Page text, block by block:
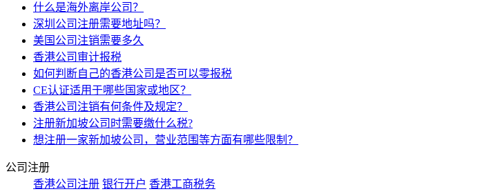
什么是海外离岸公司？
深圳公司注册需要地址吗？
美国公司注销需要多久
香港公司审计报税
如何判断自己的香港公司是否可以零报税
CE认证适用于哪些国家或地区？
香港公司注销有何条件及规定？
注册新加坡公司时需要缴什么税?
想注册一家新加坡公司，营业范围等方面有哪些限制？
公司注册
香港公司注册 银行开户 香港工商税务